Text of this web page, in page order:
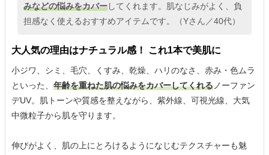
みなどの悩みをカバーしてくれます。肌なじみがよく、負
担感なく使えるおすすめアイテムです。（Yさん／40代）
大人気の理由はナチュラル感！ これ1本で美肌に
小ジワ、シミ、毛穴、くすみ、乾燥、ハリのなさ、赤み・色ムラ
といった、 年齢を重ねた肌の悩みをカバーしてくれるノーファン
デUV。肌トーンや質感を整えながら、紫外線、可視光線、大気
中微粒子から肌を守ります。
伸びがよく、肌の上にとろけるようになじむテクスチャーも魅